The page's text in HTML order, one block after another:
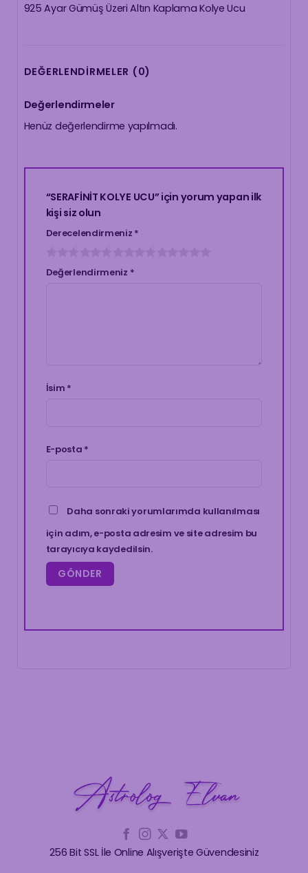
925 Ayar Gümüş Üzeri Altın Kaplama Kolye Ucu
DEĞERLENDIRMELER (0)
Değerlendirmeler
Henüz değerlendirme yapılmadı.
“SERAFİNİT KOLYE UCU” için yorum yapan ilk
kişi siz olun
Derecelendirmeniz *
Değerlendirmeniz *
İsim *
E-posta *
Daha sonraki yorumlarımda kullanılması
için adım, e-posta adresim ve site adresim bu
tarayıcıya kaydedilsin.
256 Bit SSL İle Online Alışverişte Güvendesiniz